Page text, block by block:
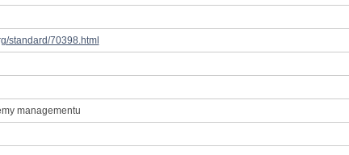
standard/70398.html
managementu